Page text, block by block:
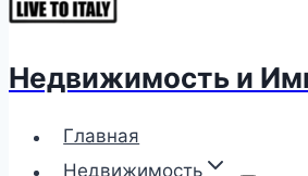
Недвижимость и
Главная
Недвижимость